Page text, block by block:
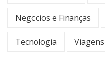
Negocios e Finanças
Tecnologia Viagens